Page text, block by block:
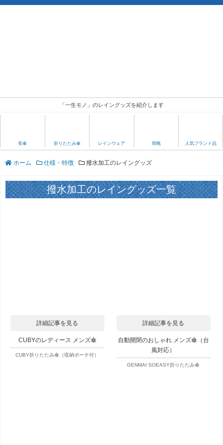
「一生モノ」のレイングッズを紹介します
長傘 折りたたみ傘 レインウェア 雨靴 人気ブランド品
ホーム 仕様・特徴 撥水加工のレイングッズ
撥水加工のレイングッズ一覧
詳細記事を見る
CUBYのレディース メンズ傘
CUBY折りたたみ傘（収納ポーチ付）
詳細記事を見る
自動開閉のおしゃれ メンズ傘（台
風対応）
GENMAI SOEASY折りたたみ傘